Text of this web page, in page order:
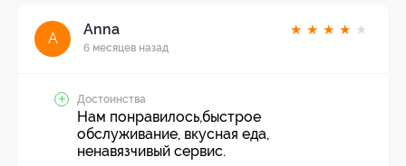
A
Anna
6 месяцев назад
★ ★ ★ ★ ★
Достоинства
Нам понравилось,быстрое
обслуживание, вкусная еда,
ненавязчивый сервис.